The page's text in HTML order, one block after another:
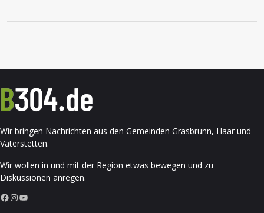
Wir bringen Nachrichten aus den Gemeinden Grasbrunn, Haar und
Vaterstetten.
Wir wollen in und mit der Region etwas bewegen und zu
Diskussionen anregen.
Facebook InstagramYouTube